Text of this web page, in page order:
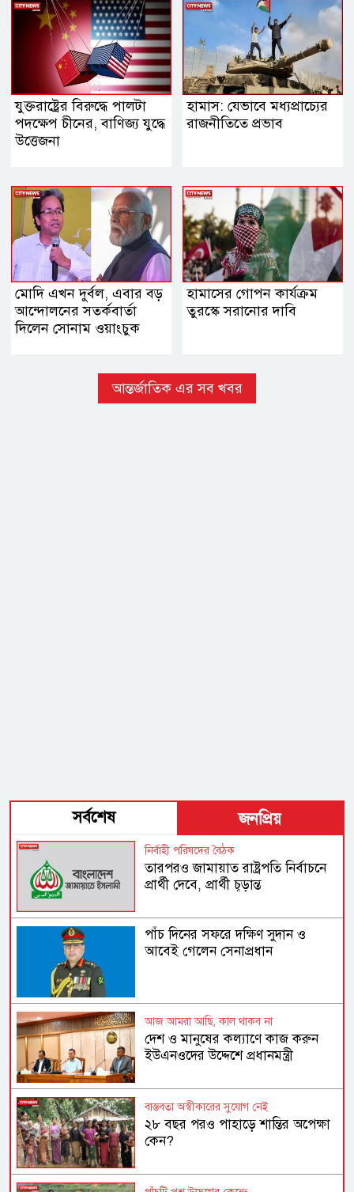
যুক্তরাষ্ট্রের বিরুদ্ধে পালটা
পদক্ষেপ চীনের, বাণিজ্য যুদ্ধে
‍উত্তেজনা
হামাস: যেভাবে মধ্যপ্রাচ্যের
রাজনীতিতে প্রভাব
মোদি এখন দুর্বল, এবার বড়
আন্দোলনের সতর্কবার্তা
দিলেন সোনাম ওয়াংচুক
হামাসের গোপন কার্যক্রম
তুরস্কে সরানোর দাবি
আন্তর্জাতিক এর সব খবর
সর্বশেষ জনপ্রিয়
নির্বাহী পরিষদের বৈঠক
তারপরও জামায়াত রাষ্ট্রপতি নির্বাচনে
প্রার্থী দেবে, প্রার্থী চূড়ান্ত
পাঁচ দিনের সফরে দক্ষিণ সুদান ও
আবেই গেলেন সেনাপ্রধান
আজ আমরা আছি, কাল থাকব না
দেশ ও মানুষের কল্যাণে কাজ করুন
ইউএনওদের উদ্দেশে প্রধানমন্ত্রী
বাস্তবতা অস্বীকারের সুযোগ নেই
২৮ বছর পরও পাহাড়ে শান্তির অপেক্ষা
কেন?